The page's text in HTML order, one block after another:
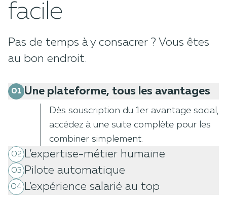
facile
Pas de temps à y consacrer ? Vous êtes
au bon endroit.
01 Une plateforme, tous les avantages
Dès souscription du 1er avantage social,
accédez à une suite complète pour les
combiner simplement.
02 L’expertise-métier humaine
Des experts des avantages sociaux
vous accompagnent à chaque étape de
03 Pilote automatique
Vos avantages sociaux n'ont jamais été
04 L’expérience salarié au top